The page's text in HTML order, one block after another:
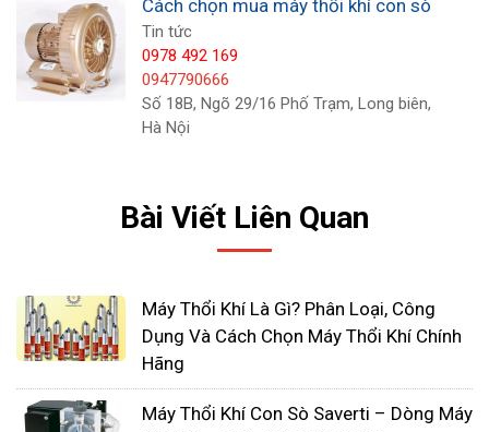
Đây là những yếu tố quan trọng mà chúng ta cần
lưu ý khi mua máy thổi khí. Phải xác định rõ nhu
cầu sử dụng và các thông số kể trên để chọn sản
phẩm phù hợp và tương ứng.
Cách chọn mua máy thổi khí con sò
Tin tức
0978 492 169
0947790666
Số 18B, Ngõ 29/16 Phố Trạm, Long biên,
Hà Nội
Bài Viết Liên Quan
Máy Thổi Khí Là Gì? Phân Loại, Công
Dụng Và Cách Chọn Máy Thổi Khí Chính
Hãng
Máy Thổi Khí Con Sò Saverti – Dòng Máy